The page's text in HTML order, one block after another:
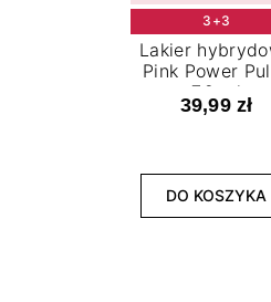
3+3
Lakier
Pink Power
7,2 ml
39,99 zł
DO KOSZYKA